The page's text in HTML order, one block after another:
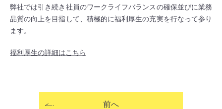
弊社では引き続き社員のワークライフバランスの確保並びに業務
品質の向上を目指して、積極的に福利厚生の充実を行なって参り
ます。
福利厚生の詳細はこちら
前へ